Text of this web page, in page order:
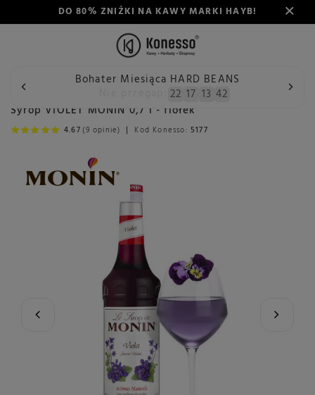
DO 80% ZNIŻKI NA KAWY MARKI HAYB!
Bohater Miesiąca HARD BEANS
22 17 13 41
Wstecz Konesso Delikatesy Spożywcze Syropy do
Syrop VIOLET MONIN 0,7 l - fiołek
4.67 (9 opinie) Kod Konesso: 5177